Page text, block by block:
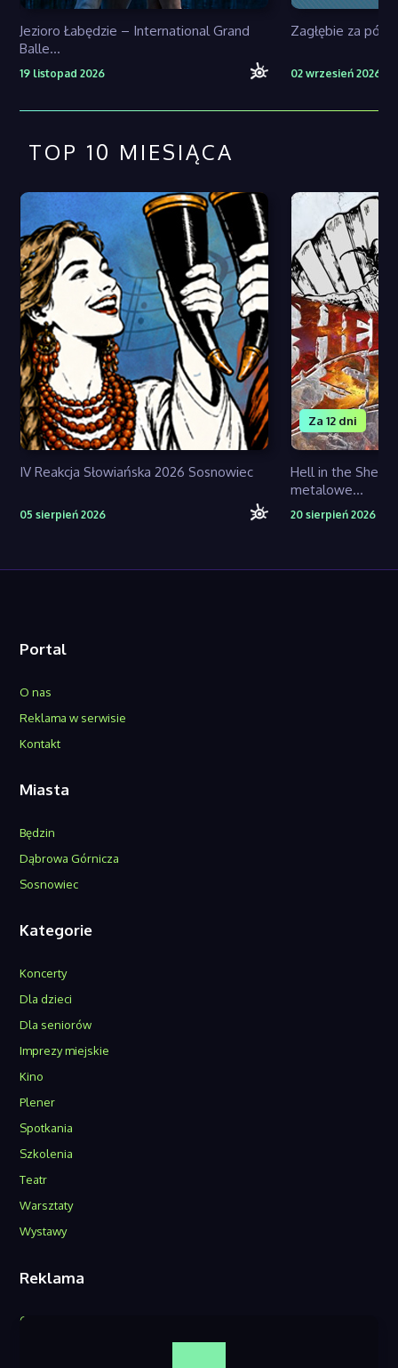
Jezioro Łabędzie – International Grand
Balle...
19 listopad 2026
Zagłębie za pół
02 wrzesień 2026
TOP 10 MIESIĄCA
IV Reakcja Słowiańska 2026 Sosnowiec
05 sierpień 2026
Hell in the Shell
metalowe...
Za 12 dni
20 sierpień 2026
Portal
O nas
Reklama w serwisie
Kontakt
Miasta
Będzin
Dąbrowa Górnicza
Sosnowiec
Kategorie
Koncerty
Dla dzieci
Dla seniorów
Imprezy miejskie
Kino
Plener
Spotkania
Szkolenia
Teatr
Warsztaty
Wystawy
Reklama
O nas